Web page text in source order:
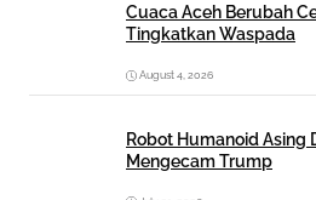
Cuaca Aceh Berubah
Tingkatkan Waspada
August 4, 2026
Robot Humanoid Asing
Mengecam Trump